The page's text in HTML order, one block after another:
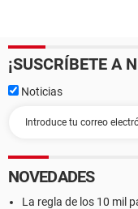
¡SUSCRÍBETE A
Noticias
NOVEDADES
La regla de los 10 mil